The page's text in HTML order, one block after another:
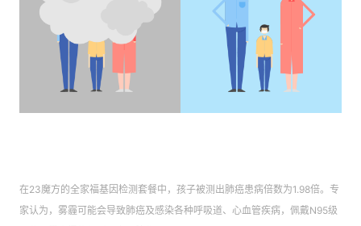
在23魔方的全家福基因检测套餐中，孩子被测出肺癌患病倍数为1.98倍。专
家认为，雾霾可能会导致肺癌及感染各种呼吸道、心血管疾病，佩戴N95级